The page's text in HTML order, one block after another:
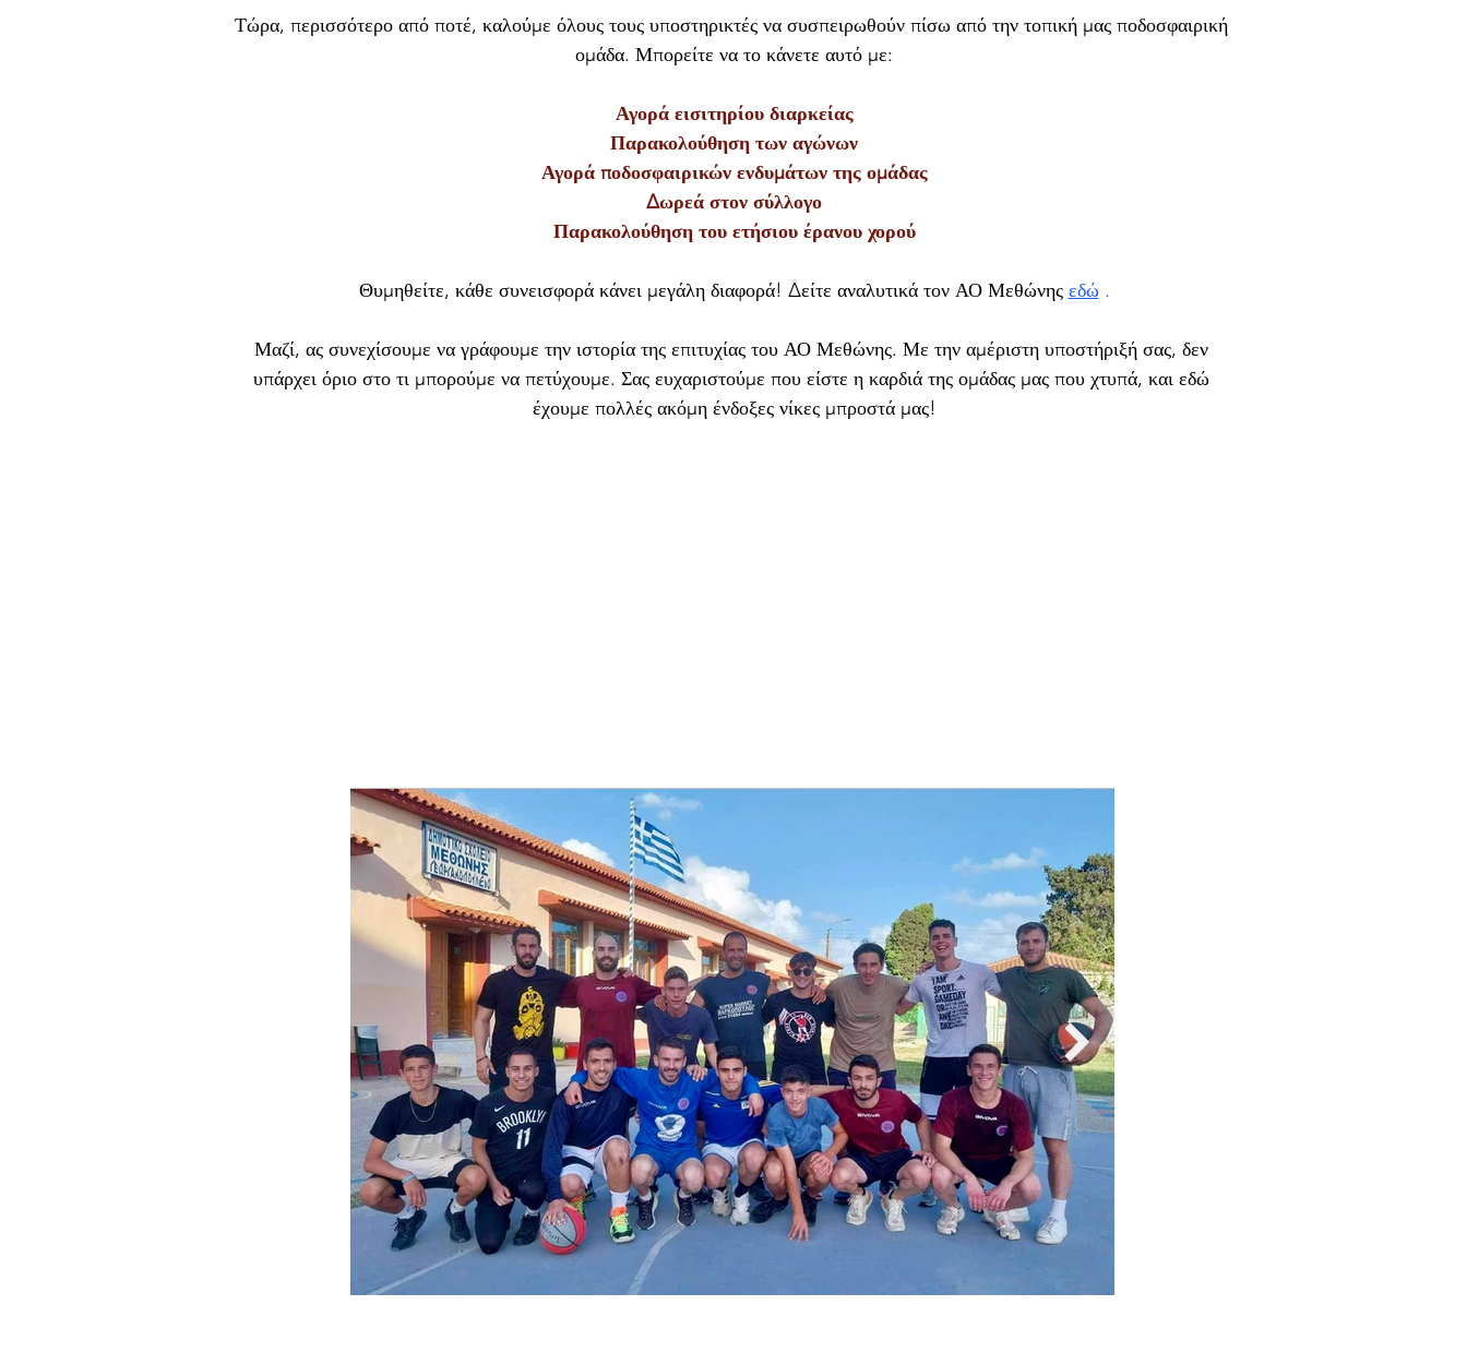
Τώρα, περισσότερο από ποτέ, καλούμε όλους τους υποστηρικτές να συσπειρωθούν πίσω από την τοπική μας ποδοσφαιρική
ομάδα. Μπορείτε να το κάνετε αυτό με:
Αγορά εισιτηρίου διαρκείας
Παρακολούθηση των αγώνων
Αγορά ποδοσφαιρικών ενδυμάτων της ομάδας
Δωρεά στον σύλλογο
Παρακολούθηση του ετήσιου έρανου χορού
Θυμηθείτε, κάθε συνεισφορά κάνει μεγάλη διαφορά! Δείτε αναλυτικά τον ΑΟ Μεθώνης εδώ .
Μαζί, ας συνεχίσουμε να γράφουμε την ιστορία της επιτυχίας του ΑΟ Μεθώνης. Με την αμέριστη υποστήριξή σας, δεν
υπάρχει όριο στο τι μπορούμε να πετύχουμε. Σας ευχαριστούμε που είστε η καρδιά της ομάδας μας που χτυπά, και εδώ
έχουμε πολλές ακόμη ένδοξες νίκες μπροστά μας!